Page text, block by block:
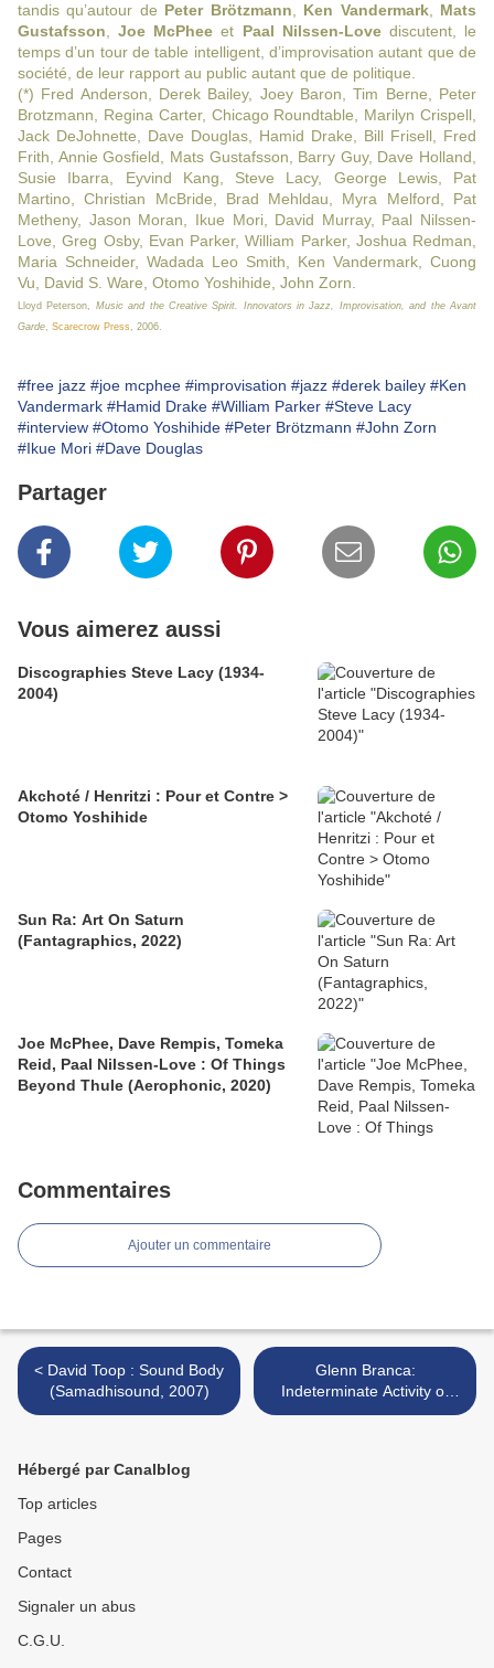
tandis qu’autour de Peter Brötzmann Ken Vandermark, Mats
Gustafsson ,Joe McPhee et Paal Nilssen-Lovediscutent, le
temps d’un tour de table intelligent, d’improvisation autant que de
société, de leur rapport au public autant que de politique.
(*) Fred Anderson, Derek Bailey, Joey Baron, Tim Berne, Peter
Brotzmann, Regina Carter, Chicago Roundtable, Marilyn Crispell,
Jack DeJohnette, Dave Douglas, Hamid Drake, Bill Frisell, Fred
Frith, Annie Gosfield, Mats Gustafsson, Barry Guy, Dave Holland,
Susie Ibarra, Eyvind Kang, Steve Lacy, George Lewis, Pat
Martino, Christian McBride, Brad Mehldau, Myra Melford, Pat
Metheny, Jason Moran, Ikue Mori, David Murray, Paal Nilssen-
Love, Greg Osby, Evan Parker, William Parker, Joshua Redman,
Maria Schneider, Wadada Leo Smith, Ken Vandermark, Cuong
Vu, David S. Ware, Otomo Yoshihide, John Zorn.
Lloyd Peterson, Music and the Creative Spirit. Innovators in Jazz, Improvisation, and the Avant
Garde, Scarecrow Press, 2006.
#free jazz #joe mcphee #improvisation #jazz #derek bailey #Ken
Vandermark #Hamid Drake #William Parker #Steve Lacy
#interview #Otomo Yoshihide #Peter Brötzmann #John Zorn
#Ikue Mori #Dave Douglas
Partager
Vous aimerez aussi
Discographies Steve Lacy (1934-
2004)
Akchoté / Henritzi : Pour et Contre >
Otomo Yoshihide
Sun Ra: Art On Saturn
(Fantagraphics, 2022)
Joe McPhee, Dave Rempis, Tomeka
Reid, Paal Nilssen-Love : Of Things
Beyond Thule (Aerophonic, 2020)
Commentaires
Ajouter un commentaire
< David Toop : Sound Body
(Samadhisound, 2007)
Glenn Branca:
Indeterminate Activity of
Resultant Masses (Atavistic
Hébergé par Canalblog
Top articles
Pages
Contact
Signaler un abus
C.G.U.